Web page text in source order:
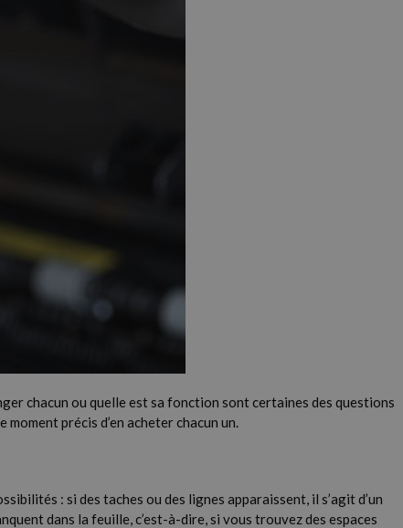
chacun ou quelle est sa fonction sont certaines des questions
précis d’en acheter chacun un.
: si des taches ou des lignes apparaissent, il s’agit d’un
dans la feuille, c’est-à-dire, si vous trouvez des espaces